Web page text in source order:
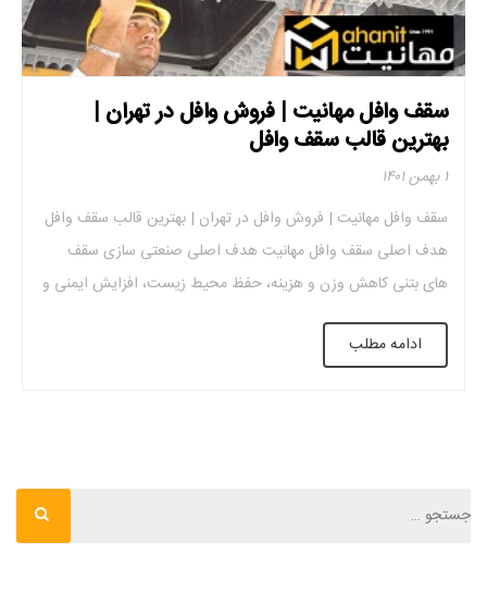
سقف وافل مهانیت | فروش وافل در تهران |
بهترین قالب سقف وافل
۱ بهمن ۱۴۰۱
سقف وافل مهانیت | فروش وافل در تهران | بهترین قالب سقف وافل
هدف اصلی سقف وافل مهانیت هدف اصلی صنعتی سازی سقف
های بتنی کاهش وزن و هزینه، حفظ محیط زیست، افزایش ایمنی و
مقاومت در برابر زلزله و آتش سوزی، کاهش مصرف سوخت و مواد
اولیه، افزایش عمر مفید سازه ها، کنترل کیفیت […]
ادامه مطلب